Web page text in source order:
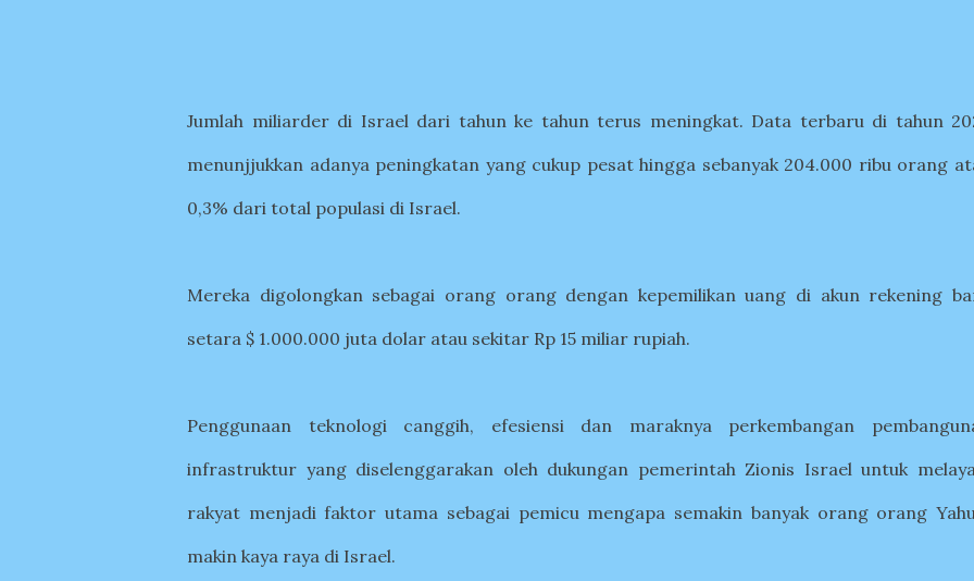
Jumlah miliarder di Israel dari tahun ke tahun terus meningkat. Data terbaru di tahun
menunjjukkan adanya peningkatan yang cukup pesat hingga sebanyak 204.000 ribu orang
0,3% dari total populasi di Israel.
Mereka digolongkan sebagai orang orang dengan kepemilikan uang di akun rekening
setara $ 1.000.000 juta dolar atau sekitar Rp 15 miliar rupiah.
Penggunaan teknologi canggih, efesiensi dan maraknya perkembangan
infrastruktur yang diselenggarakan oleh dukungan pemerintah Zionis Israel untuk
rakyat menjadi faktor utama sebagai pemicu mengapa semakin banyak orang orang
makin kaya raya di Israel.